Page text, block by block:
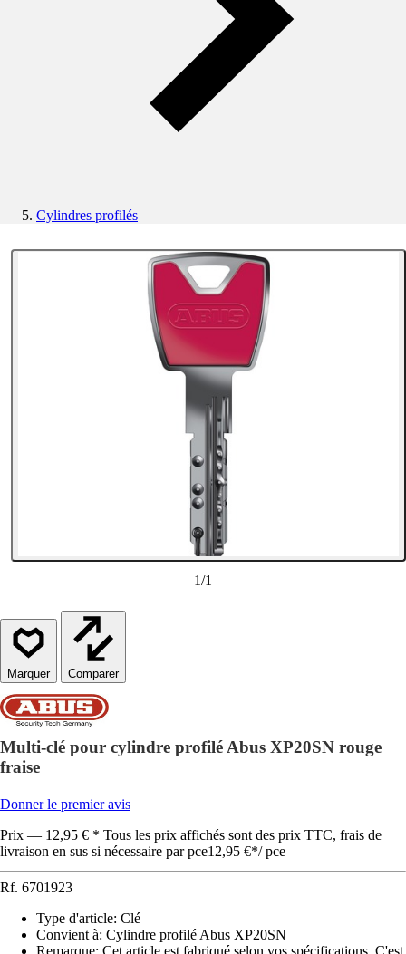
Cylindres profilés
1/1
Comparer
Multi-clé pour cylindre profilé Abus XP20SN rouge
fraise
Donner le premier avis
Prix — 12,95 € * Tous les prix affichés sont des prix TTC, frais de
livraison en sus si nécessaire par pce12,95 €*/ pce
Rf. 6701923
Type d'article: Clé
Convient à: Cylindre profilé Abus XP20SN
Remarque: Cet article est fabriqué selon vos spécifications. C'est